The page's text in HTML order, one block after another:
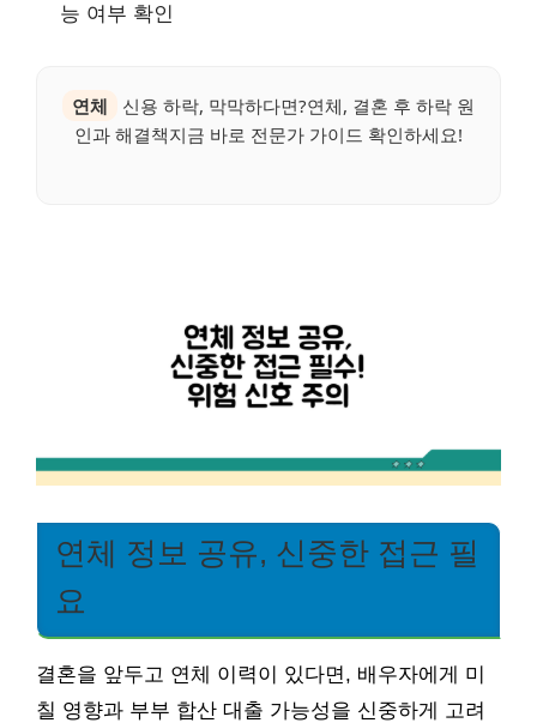
능 여부 확인
연체
신용 하락, 막막하다면?연체, 결혼 후 하락 원
인과 해결책지금 바로 전문가 가이드 확인하세요!
연체 정보 공유, 신중한 접근 필
요
결혼을 앞두고 연체 이력이 있다면, 배우자에게 미
칠 영향과 부부 합산 대출 가능성을 신중하게 고려